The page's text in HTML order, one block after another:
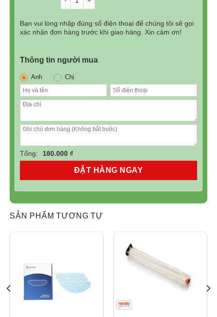
Bạn vui lòng nhập đúng số điện thoại để chúng tôi sẽ gọi
xác nhận đơn hàng trước khi giao hàng. Xin cảm ơn!
Thông tin người mua
Anh Chị
Tổng: 180.000 ₫
ĐẶT HÀNG NGAY
SẢN PHẨM TƯƠNG TỰ